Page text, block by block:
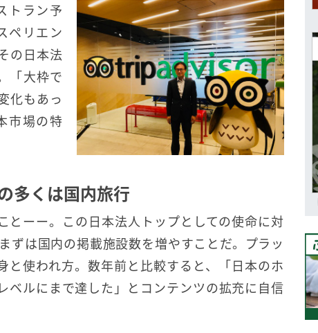
トラン予
ペリエン
の日本法
「大枠で
化もあっ
市場の特
多くは国内旅行
とーー。この日本法人トップとしての使命に対
ずは国内の掲載施設数を増やすことだ。プラッ
と使われ方。数年前と比較すると、「日本のホ
ルにまで達した」とコンテンツの拡充に自信